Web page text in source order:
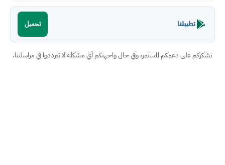
تطبيقنا تحميل
نشكركم على دعمكم المستمر، وفي حال واجهتكم أي مشكلة لا تترددوا في مراسلتنا.